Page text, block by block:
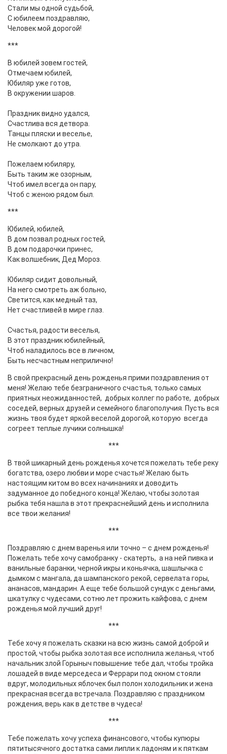
Стали мы одной судьбой,
С юбилеем поздравляю,
Человек мой дорогой!
***
В юбилей зовем гостей,
Отмечаем юбилей,
Юбиляр уже готов,
В окружении шаров.
Праздник видно удался,
Счастлива вся детвора.
Танцы пляски и веселье,
Не смолкают до утра.
Пожелаем юбиляру,
Быть таким же озорным,
Чтоб имел всегда он пару,
Чтоб с женою рядом был.
***
Юбилей, юбилей,
В дом позвал родных гостей,
В дом подарочки принес,
Как волшебник, Дед Мороз.
Юбиляр сидит довольный,
На него смотреть аж больно,
Светится, как медный таз,
Нет счастливей в мире глаз.
Счастья, радости веселья,
В этот праздник юбилейный,
Чтоб наладилось все в личном,
Быть несчастным неприлично!
В свой прекрасный день рожденья прими поздравления от
меня! Желаю тебе безграничного счастья, только самых
приятных неожиданностей, добрых коллег по работе, добрых
соседей, верных друзей и семейного благополучия. Пусть вся
жизнь твоя будет яркой веселой дорогой, которую всегда
согреет теплые лучики солнышка!
***
В твой шикарный день рожденья хочется пожелать тебе реку
богатства, озеро любви и море счастья! Желаю быть
настоящим китом во всех начинаниях и доводить
задуманное до победного конца! Желаю, чтобы золотая
рыбка тебя нашла в этот прекраснейший день и исполнила
все твои желания!
***
Поздравляю с днем варенья или точно – с днем рожденья!
Пожелать тебе хочу самобранку - скатерть, а на ней пивка и
ванильные баранки, черной икры и коньячка, шашлычка с
дымком с мангала, да шампанского рекой, сервелата горы,
ананасов, мандарин. А еще тебе большой сундук с деньгами,
шкатулку с чудесами, сотню лет прожить кайфова, с днем
рожденья мой лучший друг!
***
Тебе хочу я пожелать сказки на всю жизнь самой доброй и
простой, чтобы рыбка золотая все исполнила желанья, чтоб
начальник злой Горыныч повышение тебе дал, чтобы тройка
лошадей в виде мерседеса и Феррари под окном стояли
вдруг, молодильных яблочек был полон холодильник и жена
прекрасная всегда встречала. Поздравляю с праздником
рождения, верь как в детстве в чудеса!
***
Тебе пожелать хочу успеха финансового, чтобы купюры
пятитысячного достатка сами липли к ладоням и к пяткам